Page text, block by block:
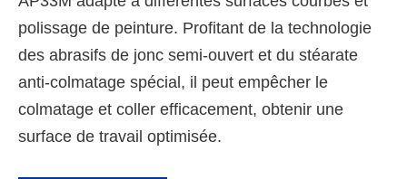
polissage de peinture. Profitant de la technologie
des abrasifs de jonc semi-ouvert et du stéarate
anti-colmatage spécial, il peut empêcher le
colmatage et coller efficacement, obtenir une
surface de travail optimisée.